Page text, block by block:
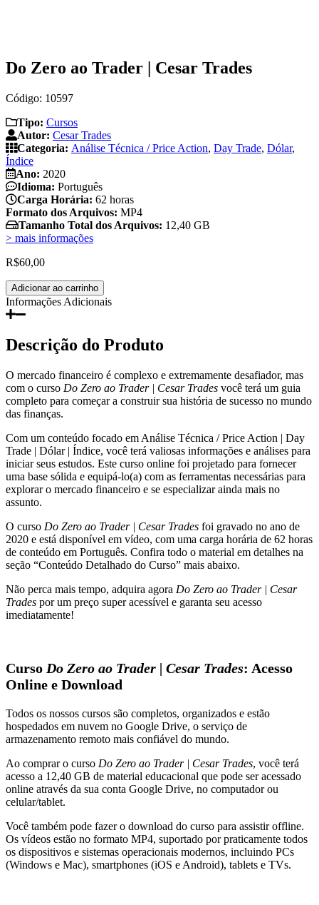
Do Zero ao Trader | Cesar Trades
Código: 10597
Tipo: Cursos
Autor: Cesar Trades
Categoria: Análise Técnica / Price Action, Day Trade, Dólar,
Índice
Ano: 2020
Idioma: Português
Carga Horária: 62 horas
Formato dos Arquivos: MP4
Tamanho Total dos Arquivos: 12,40 GB
> mais informações
R$60,00
Do
Zero
ao
|
Cesar
quantidade
Adicionar ao carrinho
Informações Adicionais
Descrição do Produto
O mercado financeiro é complexo e extremamente desafiador, mas
com o curso Do Zero ao Trader | Cesar Trades você terá um guia
completo para começar a construir sua história de sucesso no mundo
das finanças.
Com um conteúdo focado em Análise Técnica / Price Action | Day
Trade | Dólar | Índice, você terá valiosas informações e análises para
iniciar seus estudos. Este curso online foi projetado para fornecer
uma base sólida e equipá-lo(a) com as ferramentas necessárias para
explorar o mercado financeiro e se especializar ainda mais no
assunto.
O curso Do Zero ao Trader | Cesar Trades foi gravado no ano de
2020 e está disponível em vídeo, com uma carga horária de 62 horas
de conteúdo em Português. Confira todo o material em detalhes na
seção “Conteúdo Detalhado do Curso” mais abaixo.
Não perca mais tempo, adquira agora Do Zero ao Trader | Cesar
Trades por um preço super acessível e garanta seu acesso
imediatamente!
Curso Do Zero ao Trader | Cesar Trades: Acesso
Online e Download
Todos os nossos cursos são completos, organizados e estão
hospedados em nuvem no Google Drive, o serviço de
armazenamento remoto mais confiável do mundo.
Ao comprar o curso Do Zero ao Trader | Cesar Trades, você terá
acesso a 12,40 GB de material educacional que pode ser acessado
online através da sua conta Google Drive, no computador ou
celular/tablet.
Você também pode fazer o download do curso para assistir offline.
Os vídeos estão no formato MP4, suportado por praticamente todos
os dispositivos e sistemas operacionais modernos, incluindo PCs
(Windows e Mac), smartphones (iOS e Android), tablets e TVs.